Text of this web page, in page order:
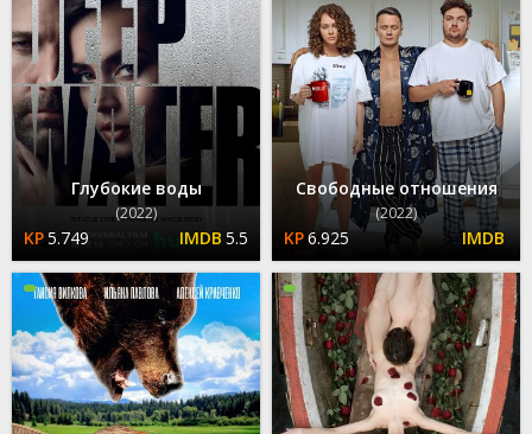
Глубокие воды
(2022)
5.749 5.5
Свободные отношения
(2022)
6.925